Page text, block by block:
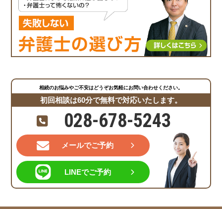
相続のお悩みやご不安はどうぞお気軽にお問い合わせください。
初回相談は60分で無料で対応いたします。
028-678-5243
メールでご予約
LINEでご予約